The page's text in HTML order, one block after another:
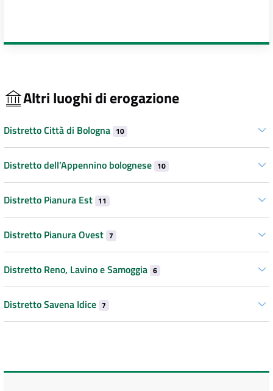
Altri luoghi di erogazione
Distretto Città di Bologna 10
Distretto dell’Appennino bolognese 10
Distretto Pianura Est 11
Distretto Pianura Ovest 7
Distretto Reno, Lavino e Samoggia 6
Distretto Savena Idice 7